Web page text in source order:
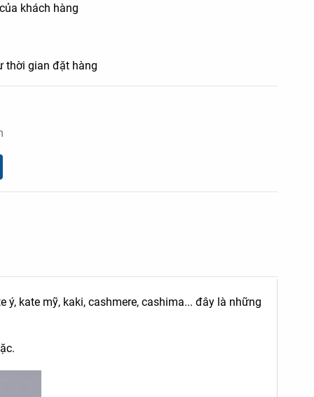
khách hàng
thời gian đặt hàng
kate mỹ, kaki, cashmere, cashima... đây là những
-27% -23%